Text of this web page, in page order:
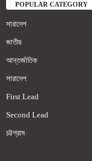
POPULAR CATEGORY
সারাদেশ
জাতীয়
আন্তর্জাতিক
সারাদেশ
First Lead
Second Lead
চট্টগ্রাম